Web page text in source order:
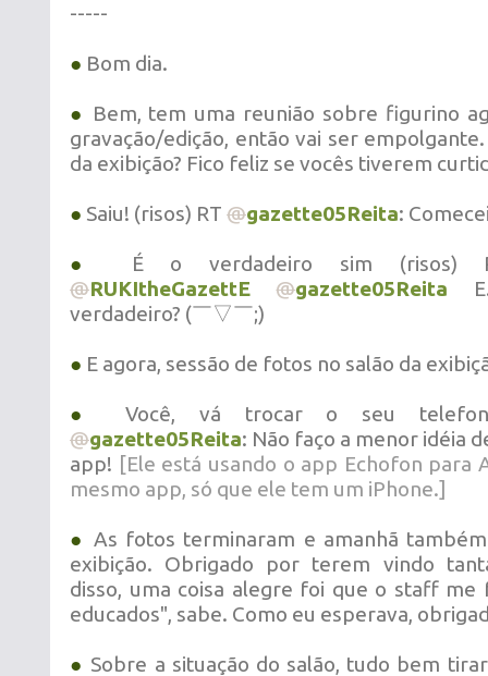
-----
● Bom dia.
● Bem, tem uma reunião sobre figurino
gravação/edição, então vai ser
da exibição? Fico feliz se vocês tiverem
● Saiu! (risos) RT @gazette05Reita:
●
É o verdadeiro sim
@RUKItheGazettE @gazette05Reita
verdadeiro? (￣▽￣;)
● E agora, sessão de fotos no salão da
●
Você, vá trocar o seu
@gazette05Reita: Não faço a menor idéia
app! [Ele está usando o app Echofon para
mesmo app, só que ele tem um iPhone.]
● As fotos terminaram e amanhã
exibição. Obrigado por terem vindo
disso, uma coisa alegre foi que o staff me
educados", sabe. Como eu esperava,
● Sobre a situação do salão, tudo bem